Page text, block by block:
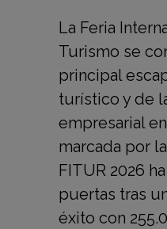
La Feria
Turismo se
principal
turístico y de
empresarial
marcada por
FITUR 2026
puertas tras
éxito con